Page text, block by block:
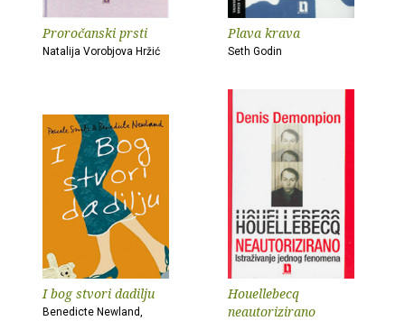
Proročanski prsti
Natalija Vorobjova Hržić
Plava krava
Seth Godin
I bog stvori dadilju
Benedicte Newland,
Houellebecq
neautorizirano